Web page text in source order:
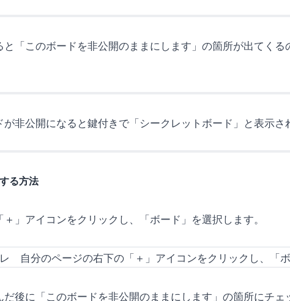
と「このボードを非公開のままにします」の箇所が出てく
非公開になると鍵付きで「シークレットボード」と表示さ
る方法
」アイコンをクリックし、「ボード」を選択します。
だ後に「このボードを非公開のままにします」の箇所にチ